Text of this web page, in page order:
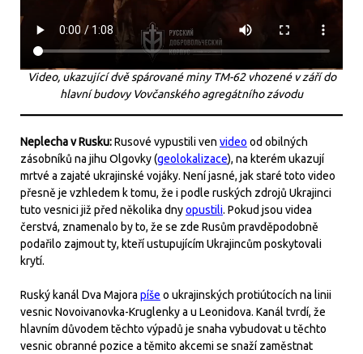
Video, ukazující dvě spárované miny TM-62 vhozené v září do
hlavní budovy Vovčanského agregátního závodu
Neplecha v Rusku:Rusové vypustili ven video od obilných
zásobníků na jihu Olgovky (geolokalizace), na kterém ukazují
mrtvé a zajaté ukrajinské vojáky. Není jasné, jak staré toto video
přesně je vzhledem k tomu, že i podle ruských zdrojů Ukrajinci
tuto vesnici již před několika dnyopustili. Pokud jsou videa
čerstvá, znamenalo by to, že se zde Rusům pravděpodobně
podařilo zajmout ty, kteří ustupujícím Ukrajincům poskytovali
krytí.
Ruský kanál Dva Majora píše o ukrajinských protiútocích na linii
vesnic Novoivanovka-Kruglenky a u Leonidova. Kanál tvrdí, že
hlavním důvodem těchto výpadů je snaha vybudovat u těchto
vesnic obranné pozice a těmito akcemi se snaží zaměstnat